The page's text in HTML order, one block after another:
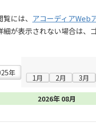
には、 アコーディアWeb
細が表示されない場合は、
年
1月 2月 3月
2026年 08月